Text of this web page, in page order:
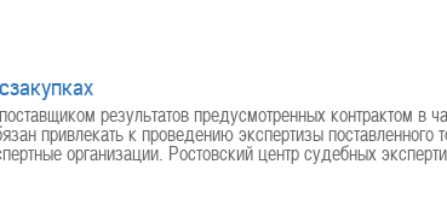
результатов предусмотренных контрактом в
привлекать к проведению экспертизы поставленного
организации. Ростовский центр судебных